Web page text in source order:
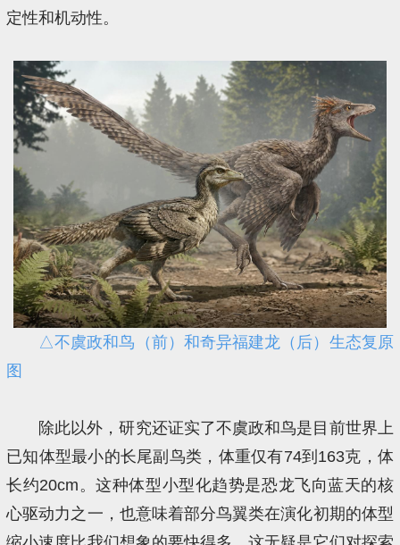
定性和机动性。
△不虞政和鸟（前）和奇异福建龙（后）生态复原
图
除此以外，研究还证实了不虞政和鸟是目前世界上
已知体型最小的长尾副鸟类，体重仅有74到163克，体
长约20cm。这种体型小型化趋势是恐龙飞向蓝天的核
心驱动力之一，也意味着部分鸟翼类在演化初期的体型